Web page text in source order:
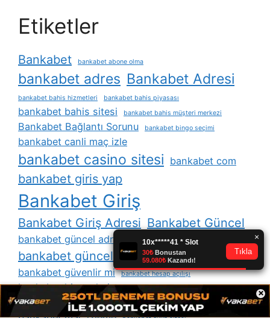
×
Etiketler
Bankabet bankabet abone olma
bankabet adres Bankabet Adresi
bankabet bahis hizmetleri bankabet bahis piyasası
bankabet bahis sitesi bankabet bahis müşteri merkezi
Bankabet Bağlantı Sorunu bankabet bingo seçimi
bankabet canli maç izle
bankabet casino sitesi bankabet com
bankabet giris yap
Bankabet Giriş
Bankabet Giriş Adresi Bankabet Güncel
bankabet güncel adres
bankabet güncel adresi
bankabet güvenlir mi bankabet hesap açılışı
bankabet hizmetleri
bankabet kar elde etmek
bankabet karşılama avantajları ve müşteri hizmetleri